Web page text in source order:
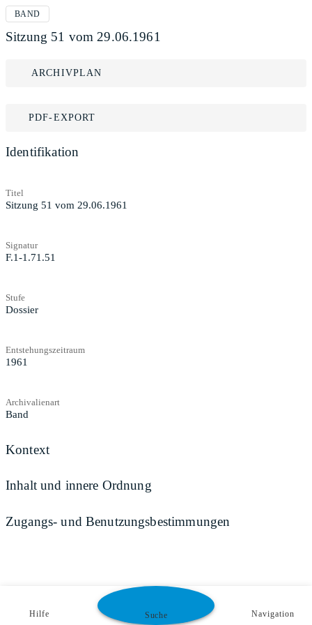
BAND
Sitzung 51 vom 29.06.1961
ARCHIVPLAN
PDF-EXPORT
Identifikation
Titel
Sitzung 51 vom 29.06.1961
Signatur
F.1-1.71.51
Stufe
Dossier
Entstehungszeitraum
1961
Archivalienart
Band
Kontext
Inhalt und innere Ordnung
Zugangs- und Benutzungsbestimmungen
Hilfe Suche Navigation